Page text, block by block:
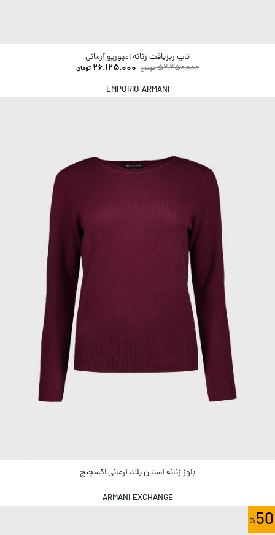
تاپ ریزبافت زنانه امپوریو آرمانی
52,250,000 تومان 26,125,000 تومان
EMPORIO ARMANI
بلوز زنانه آستین بلند آرمانی اکسچنج
ARMANI EXCHANGE
50